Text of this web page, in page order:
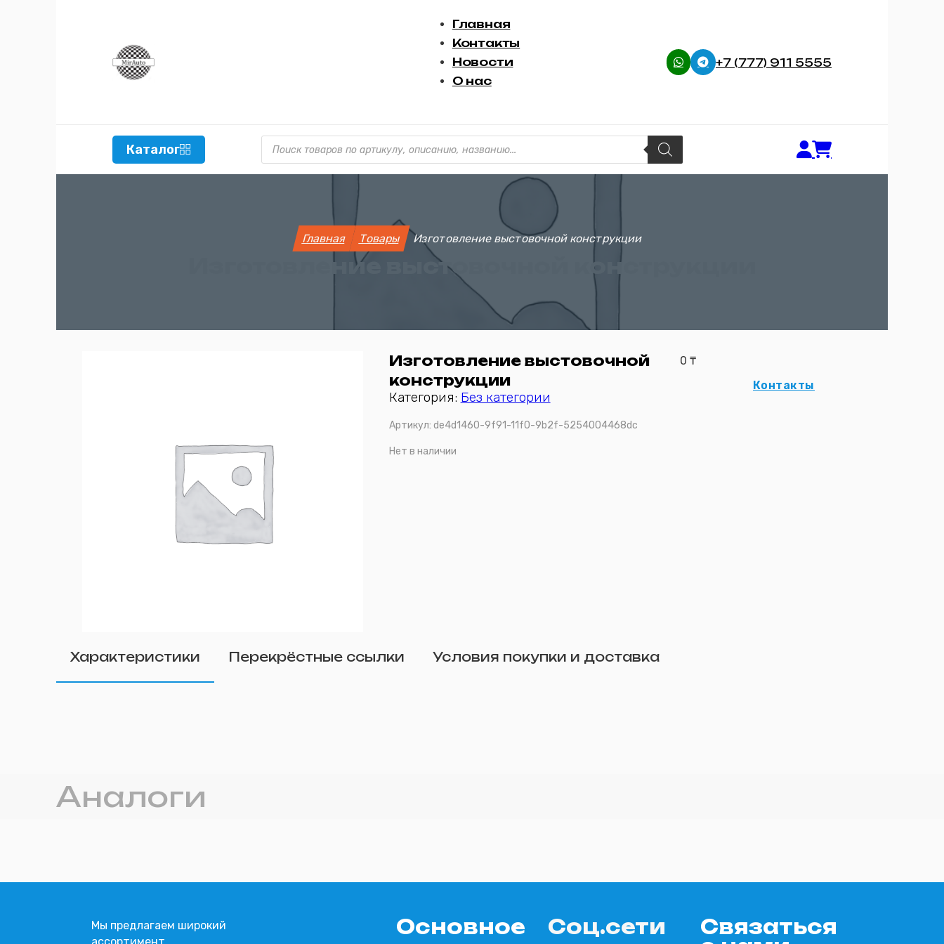
Главная
Контакты
Новости
О нас
+7 (777) 911 5555
Каталог
Поиск товаров
Главная Товары Изготовление выстовочной конструкции
Изготовление выстовочной конструкции
Изготовление выстовочной
конструкции
Категория: Без категории
Артикул: de4d1460-9f91-11f0-9b2f-5254004468dc
Нет в наличии
0 ₸
Контакты
Характеристики Перекрёстные ссылки Условия покупки и доставка
Аналоги
Мы предлагаем широкий
Основное Соц.сети
Связаться
Прикрепите фото (по желанию)